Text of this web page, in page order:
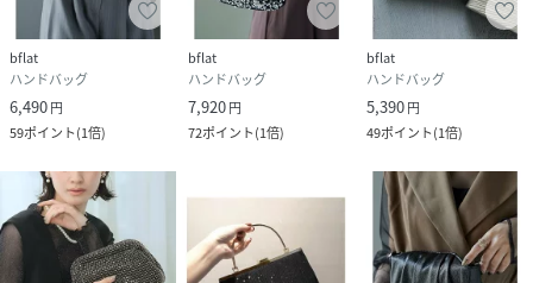
bflat
ハンドバッグ
6,490円
59ポイント(1倍)
bflat
ハンドバッグ
7,920円
72ポイント(1倍)
bflat
ハンドバッグ
5,390円
49ポイント(1倍)